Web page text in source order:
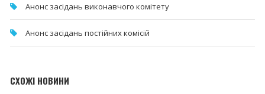
Анонс засідань виконавчого комітету
Анонс засідань постійних комісій
СХОЖІ НОВИНИ